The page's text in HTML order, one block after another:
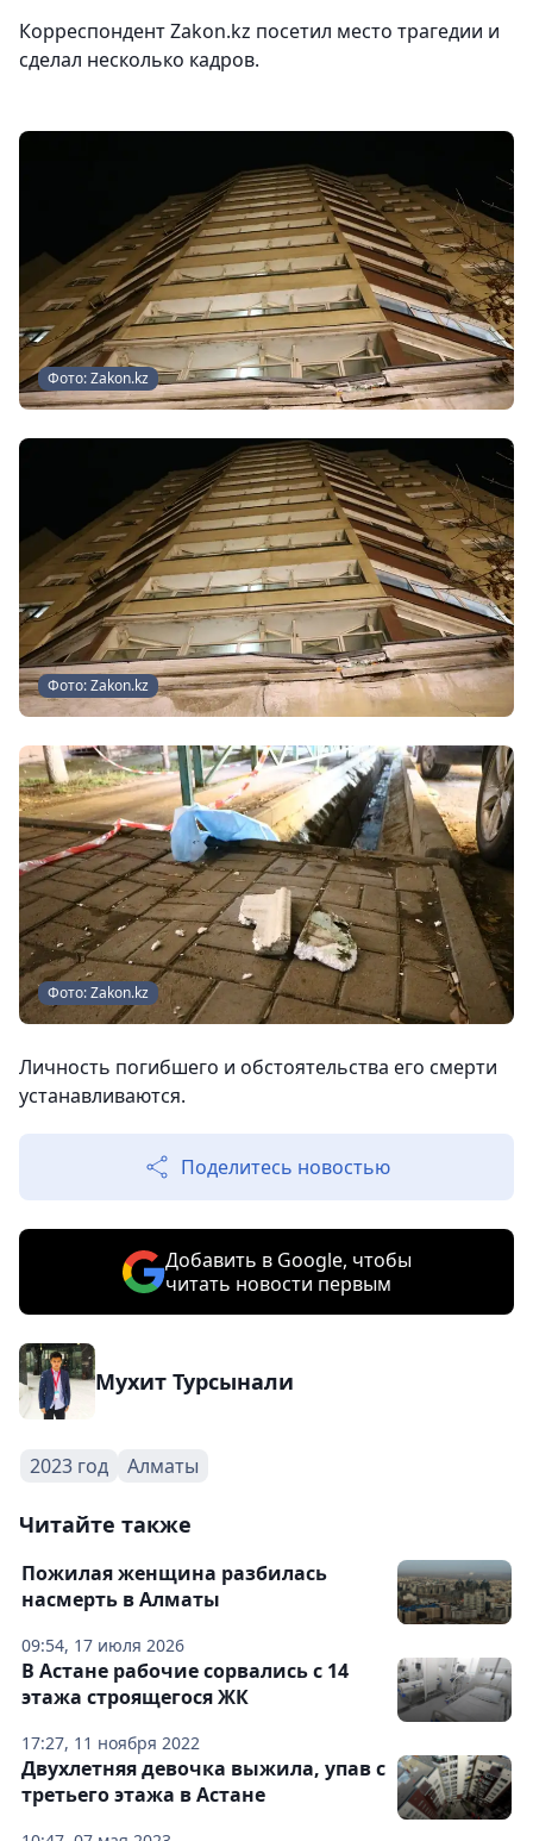
Корреспондент Zakon.kz посетил место трагедии и
сделал несколько кадров.
Фото: Zakon.kz
Фото: Zakon.kz
Фото: Zakon.kz
Личность погибшего и обстоятельства его смерти
устанавливаются.
Поделитесь новостью
Добавить в Google, чтобы
читать новости первым
Мухит Турсынали
2023 год Алматы
Читайте также
09:54, 17 июля 2026
Пожилая женщина разбилась
насмерть в Алматы
17:27, 11 ноября 2022
В Астане рабочие сорвались с 14
этажа строящегося ЖК
Двухлетняя девочка выжила, упав с
третьего этажа в Астане